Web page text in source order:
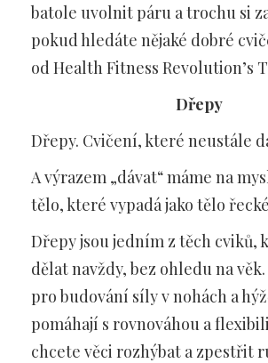
batole uvolnit páru a trochu si
pokud hledáte nějaké dobré
od Health Fitness Revolution’s
Dřepy
Dřepy. Cvičení, které neustále
A výrazem „dávat“ máme na
tělo, které vypadá jako tělo
Dřepy jsou jedním z těch cviků,
dělat navždy, bez ohledu na věk.
pro budování síly v nohách a
pomáhají s rovnováhou a
chcete věci rozhýbat a zpestřit